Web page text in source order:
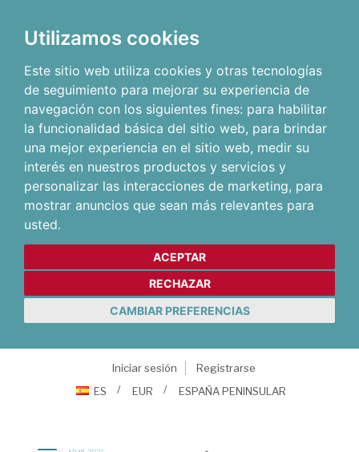
Utilizamos cookies
Este sitio web utiliza cookies y otras tecnologías
de seguimiento para mejorar su experiencia de
navegación con los siguientes fines: para habilitar
la funcionalidad básica del sitio web, para brindar
una mejor experiencia en el sitio web, medir su
interés en nuestros productos y servicios y
personalizar las interacciones de marketing, para
mostrar anuncios que sean más relevantes para
usted.
ACEPTAR
RECHAZAR
CAMBIAR PREFERENCIAS
Iniciar sesión
Registrarse
ES
EUR ESPAÑA PENINSULAR